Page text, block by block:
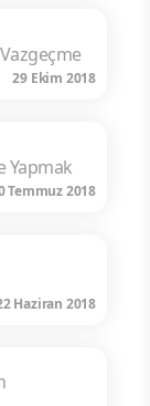
29 Ekim 2018
Yapmak
Temmuz 2018
Haziran 2018